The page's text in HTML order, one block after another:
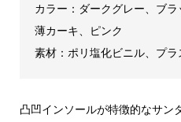
カラー：ダークグレー、ブラ
薄カーキ、ピンク
素材：ポリ塩化ビニル、プラ
凸凹インソールが特徴的なサン